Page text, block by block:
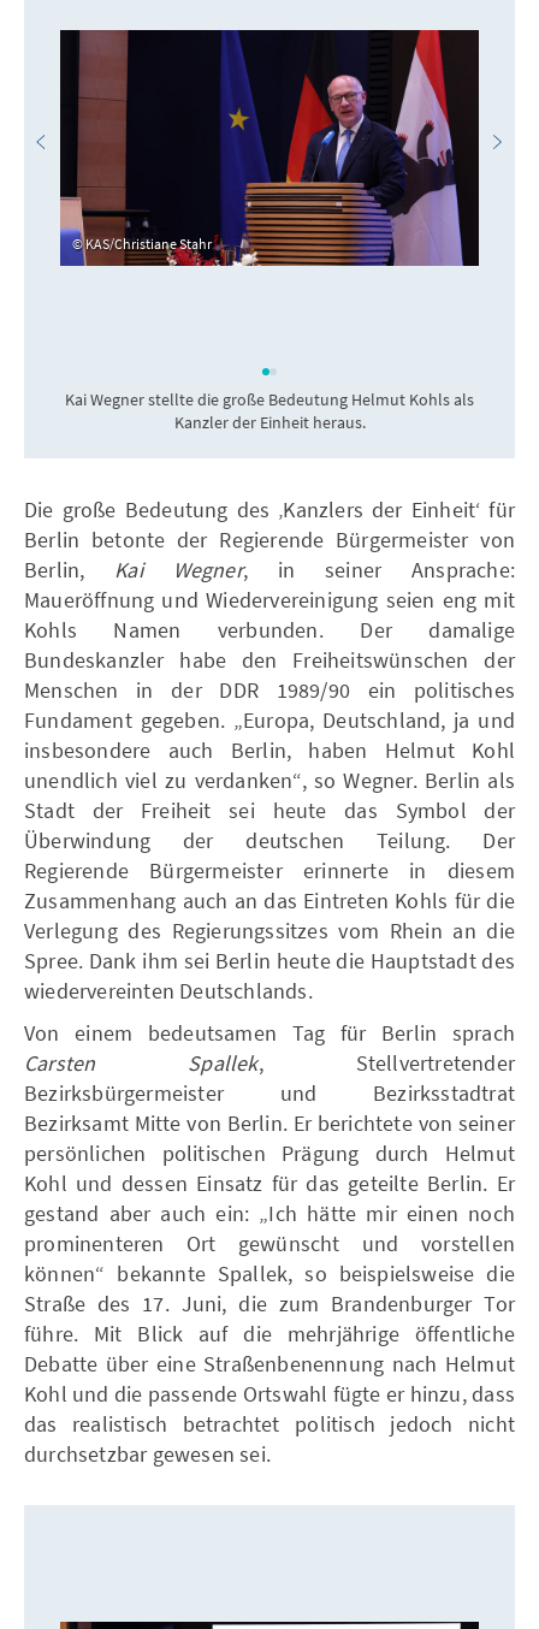
KAS/Christiane Stahr
Kai Wegner stellte die große Bedeutung Helmut Kohls als
Kanzler der Einheit heraus.
Die große Bedeutung des ‚Kanzlers der Einheit‘ für
Berlin betonte der Regierende Bürgermeister von
Berlin, Kai Wegner, in seiner Ansprache:
Maueröffnung und Wiedervereinigung seien eng mit
Kohls Namen verbunden. Der damalige
Bundeskanzler habe den Freiheitswünschen der
Menschen in der DDR 1989/90 ein politisches
Fundament gegeben. „Europa, Deutschland, ja und
insbesondere auch Berlin, haben Helmut Kohl
unendlich viel zu verdanken“, so Wegner. Berlin als
Stadt der Freiheit sei heute das Symbol der
Überwindung der deutschen Teilung. Der
Regierende Bürgermeister erinnerte in diesem
Zusammenhang auch an das Eintreten Kohls für die
Verlegung des Regierungssitzes vom Rhein an die
Spree. Dank ihm sei Berlin heute die Hauptstadt des
wiedervereinten Deutschlands.
Von einem bedeutsamen Tag für Berlin sprach
Carsten Spallek, Stellvertretender
Bezirksbürgermeister und Bezirksstadtrat
Bezirksamt Mitte von Berlin. Er berichtete von seiner
persönlichen politischen Prägung durch Helmut
Kohl und dessen Einsatz für das geteilte Berlin. Er
gestand aber auch ein: „Ich hätte mir einen noch
prominenteren Ort gewünscht und vorstellen
können“ bekannte Spallek, so beispielsweise die
Straße des 17. Juni, die zum Brandenburger Tor
führe. Mit Blick auf die mehrjährige öffentliche
Debatte über eine Straßenbenennung nach Helmut
Kohl und die passende Ortswahl fügte er hinzu, dass
das realistisch betrachtet politisch jedoch nicht
durchsetzbar gewesen sei.